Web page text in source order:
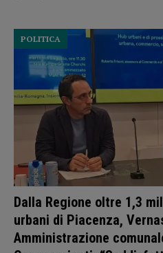
Dalla Regione oltre 1,3
urbani di Piacenza,
Amministrazione
POLITICA